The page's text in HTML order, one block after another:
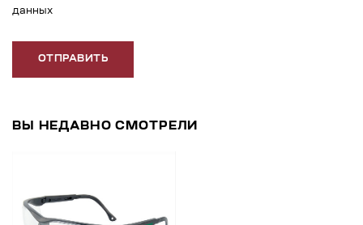
данных
ОТПРАВИТЬ
ВЫ НЕДАВНО СМОТРЕЛИ